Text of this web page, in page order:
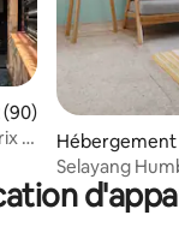
moyenne sur la
(90)
|
Hébergement
Selayang
8 personnes)